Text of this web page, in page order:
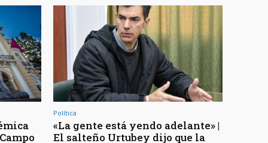
Política
«La gente está yendo adelante» |
El salteño Urtubey dijo que la